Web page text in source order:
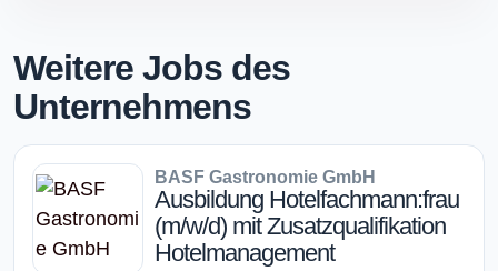
Weitere Jobs des
Unternehmens
BASF Gastronomie GmbH
Ausbildung Hotelfachmann:frau
(m/w/d) mit Zusatzqualifikation
Hotelmanagement